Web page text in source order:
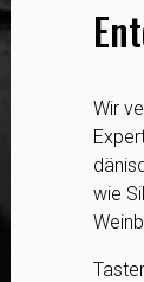
Wir
wie